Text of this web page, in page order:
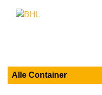
Alle Container